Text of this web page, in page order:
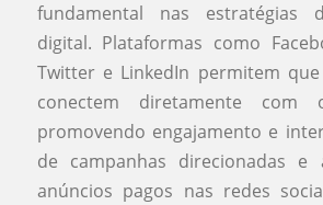
fundamental nas estratégias
digital. Plataformas como
Twitter e LinkedIn permitem
conectem diretamente com
promovendo engajamento e
de campanhas direcionadas e
anúncios pagos nas redes